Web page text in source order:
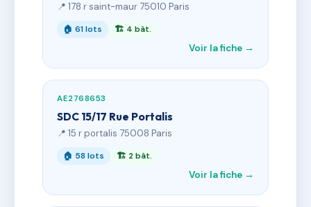
📍 178 r saint-maur 75010 Paris
🏠 61 lots 🏗 4 bât.
Voir la fiche →
AE2768653
SDC 15/17 Rue Portalis
📍 15 r portalis 75008 Paris
🏠 58 lots 🏗 2 bât.
Voir la fiche →